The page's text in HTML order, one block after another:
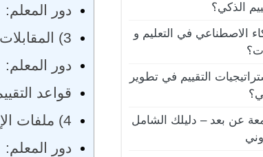
دور المعلم:
3) المقابلات الشفهية
دور المعلم:
قواعد
4) ملفات الإنجاز
دور المعلم:
الذكي؟
الاصطناعي في التعليم و
التقييم في تطوير
عن بعد – دليلك الشامل